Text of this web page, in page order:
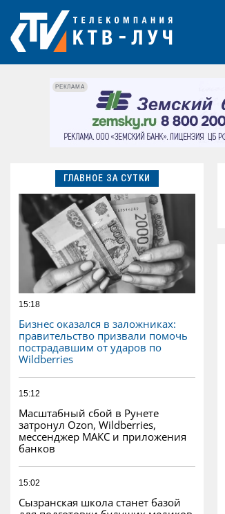
РЕКЛАМА
ГЛАВНОЕ ЗА СУТКИ
15:18
Бизнес оказался в заложниках:
правительство призвали помочь
пострадавшим от ударов по
Wildberries
15:12
Масштабный сбой в Рунете
затронул Ozon, Wildberries,
мессенджер МАКС и приложения
банков
15:02
Сызранская школа станет базой